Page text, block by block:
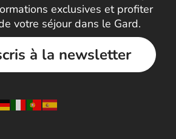
exclusives et profiter
votre séjour dans le Gard.
à la newsletter